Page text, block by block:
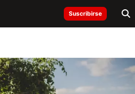
Suscribirse